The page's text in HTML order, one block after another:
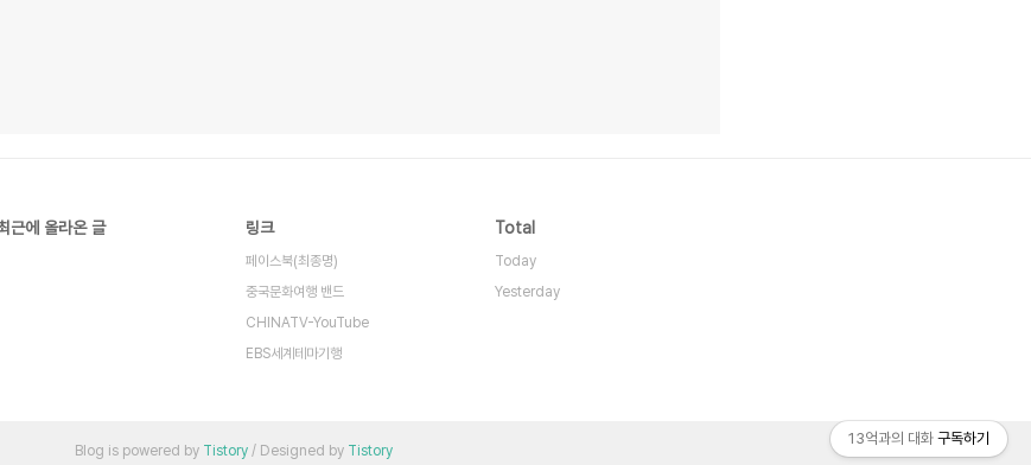
근에 올라온 글 링크
페이스북(최종명)
중국문화여행 밴드
CHINATV-YouTube
EBS세계테마기행
Total
Today
Yesterday
Blog is powered by Tistory / Designed by Tistory
13억과의 대화 구독하기